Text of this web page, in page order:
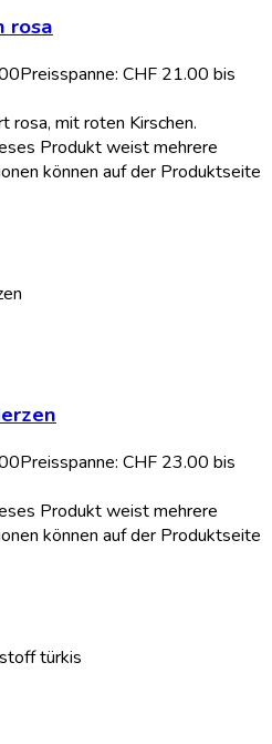
rosa
Preisspanne: CHF 21.00 bis
rosa, mit roten Kirschen.
Produkt weist mehrere
können auf der Produktseite
Preisspanne: CHF 23.00 bis
Produkt weist mehrere
können auf der Produktseite